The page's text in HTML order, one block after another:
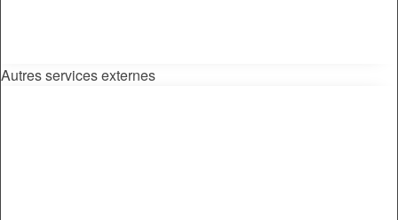
Autres services externes